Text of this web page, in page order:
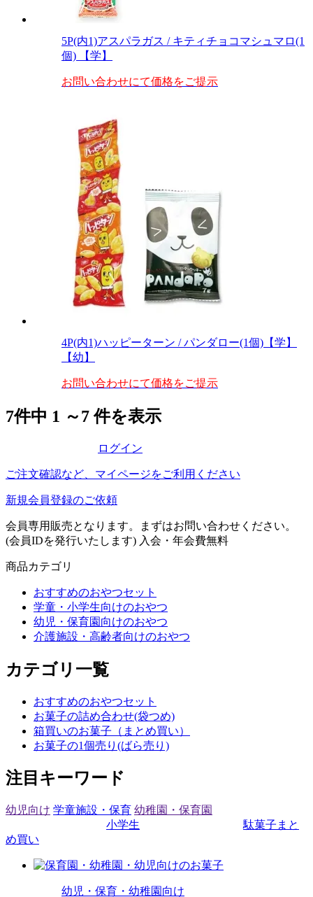
5P(内1)アスパラガス / キティチョコマシュマロ(1
個) 【学】
お問い合わせにて価格をご提示
4P(内1)ハッピーターン / パンダロー(1個)【学】
【幼】
お問い合わせにて価格をご提示
7件中 1 ～7件を表示
ログイン
ご注文確認など、マイページをご利用ください
新規会員登録のご依頼
会員専用販売となります。まずはお問い合わせください。
(会員IDを発行いたします) 入会・年会費無料
商品カテゴリ
おすすめのおやつセット
学童・小学生向けのおやつ
幼児・保育園向けのおやつ
介護施設・高齢者向けのおやつ
カテゴリ一覧
おすすめのおやつセット
お菓子の詰め合わせ(袋つめ)
箱買いのお菓子（まとめ買い）
お菓子の1個売り(ばら売り)
注目キーワード
幼児向け 学童施設・保育 幼稚園・保育園
小学生
駄菓子まと
め買い
幼児・保育・幼稚園向け